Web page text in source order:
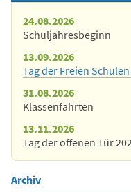
24.08.2026
Schuljahresbeginn
13.09.2026
Tag der Freien
31.08.2026
Klassenfahrten
13.11.2026
Tag der offenen Tür
Archiv